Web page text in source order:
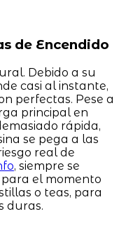
de Encendido
Debido a su
casi al instante,
perfectas. Pese a
principal en
rápida,
se pega a las
real de
, siempre se
el momento
o teas, para
duras.